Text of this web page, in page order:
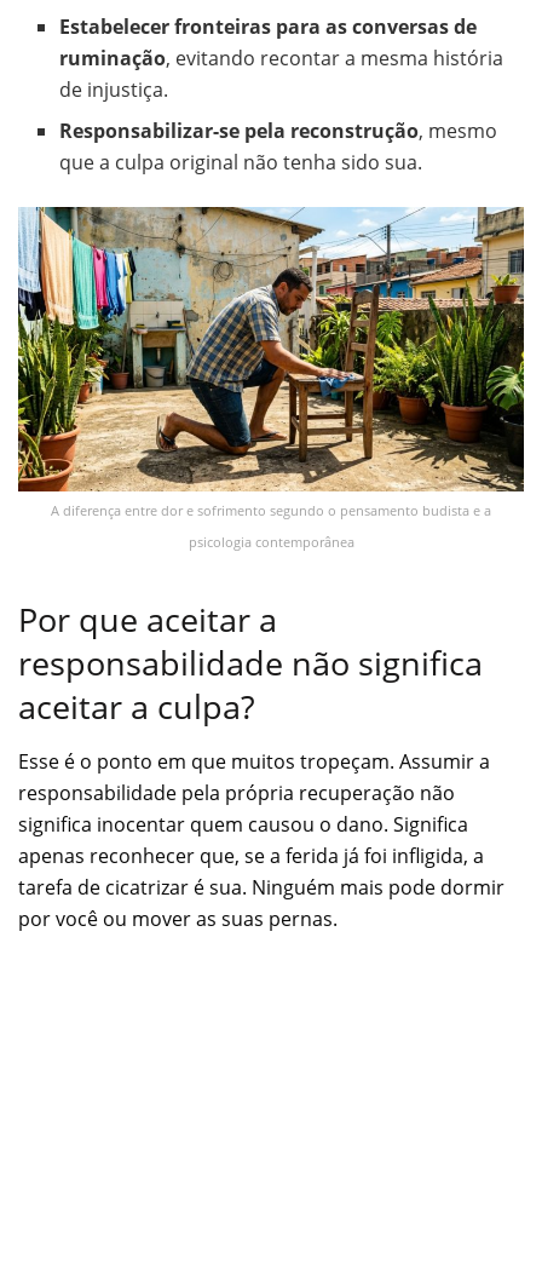
Estabelecer fronteiras para as conversas de
ruminação, evitando recontar a mesma história
de injustiça.
Responsabilizar-se pela reconstrução, mesmo
que a culpa original não tenha sido sua.
A diferença entre dor e sofrimento segundo o pensamento budista e a
psicologia contemporânea
Por que aceitar a
responsabilidade não significa
aceitar a culpa?
Esse é o ponto em que muitos tropeçam. Assumir a
responsabilidade pela própria recuperação não
significa inocentar quem causou o dano. Significa
apenas reconhecer que, se a ferida já foi infligida, a
tarefa de cicatrizar é sua. Ninguém mais pode dormir
por você ou mover as suas pernas.